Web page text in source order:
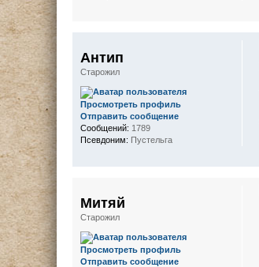
Антип
Старожил
Просмотреть профиль
Отправить сообщение
Сообщений: 1789
Псевдоним: Пустельга
Митяй
Старожил
Просмотреть профиль
Отправить сообщение